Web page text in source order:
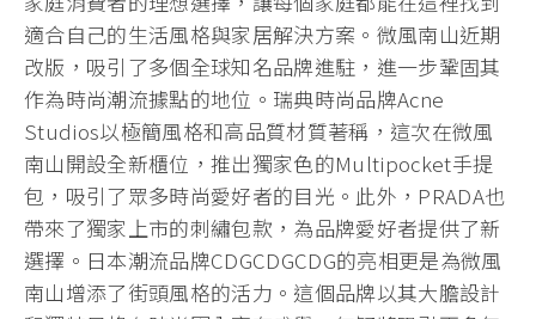
適合自己的生活風格與家居解決方案。微風南山近期
改版，吸引了多個全球知名品牌進駐，進一步鞏固其
作為時尚潮流據點的地位。瑞典時尚品牌Acne
Studios以極簡風格和高品質材質著稱，這次在微風
南山開設全新櫃位，推出獨家色的Multipocket手提
包，吸引了眾多時尚愛好者的目光。此外，PRADA也
帶來了獨家上市的刺繡包款，為品牌愛好者提供了新
選擇。日本潮流品牌CDGCDGCDG的亮相更是為微風
南山增添了街頭風格的活力。這個品牌以其大膽設計